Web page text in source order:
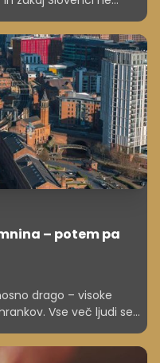
– potem pa
drago – visoke
Vse več ljudi se